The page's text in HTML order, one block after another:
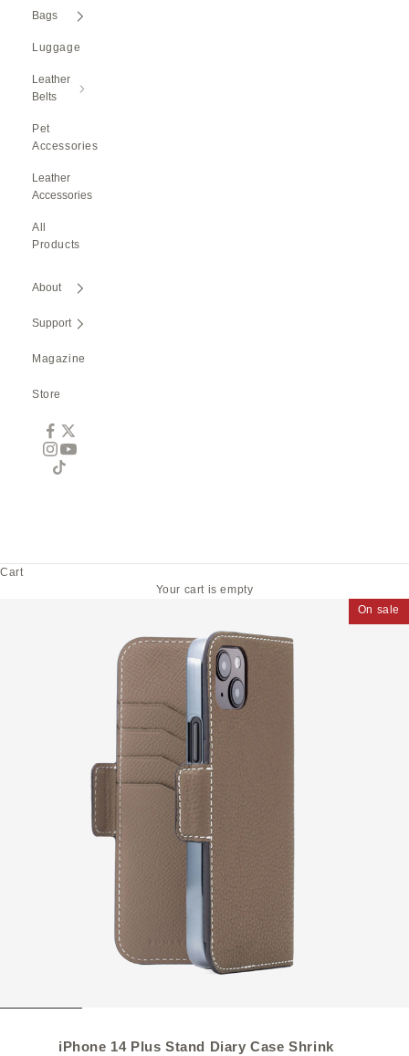
Bags
Luggage
Leather
Belts
Pet
Accessories
Leather
Accessories
All
Products
About
Support
Magazine
Store
Cart
Your cart is empty
On sale
iPhone 14 Plus Stand Diary Case Shrink